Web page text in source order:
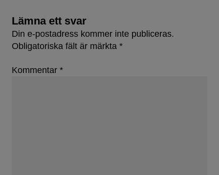
Lämna ett svar
Din e-postadress kommer inte publiceras.
Obligatoriska fält är märkta *
Kommentar *